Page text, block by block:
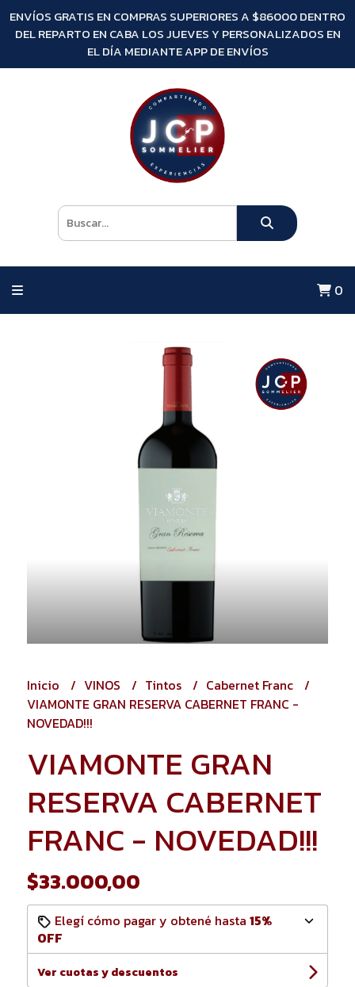
ENVÍOS GRATIS EN COMPRAS SUPERIORES A $86000 DENTRO
DEL REPARTO EN CABA LOS JUEVES Y PERSONALIZADOS EN
EL DÍA MEDIANTE APP DE ENVÍOS
0
Inicio VINOS Tintos
Cabernet Franc
VIAMONTE GRAN RESERVA CABERNET FRANC -
NOVEDAD!!!
VIAMONTE GRAN
RESERVA CABERNET
FRANC - NOVEDAD!!!
$33.000,00
Elegí cómo pagar y obtené hasta 15%
OFF
Ver cuotas y descuentos